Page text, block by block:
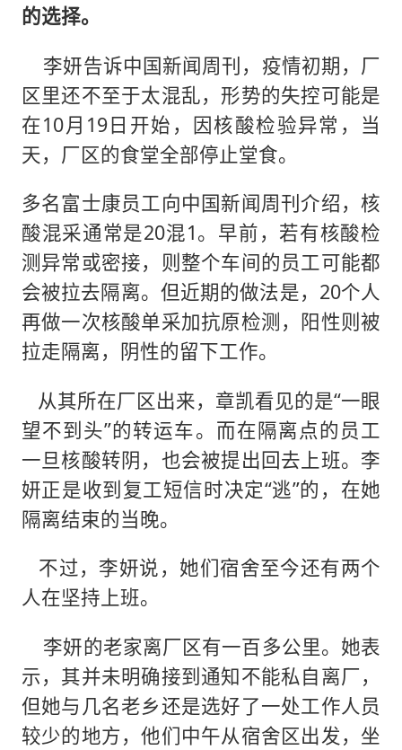
的选择。
李妍告诉中国新闻周刊，疫情初期，厂
区里还不至于太混乱，形势的失控可能是
在10月19日开始，因核酸检验异常，当
天，厂区的食堂全部停止堂食。
多名富士康员工向中国新闻周刊介绍，核
酸混采通常是20混1。早前，若有核酸检
测异常或密接，则整个车间的员工可能都
会被拉去隔离。但近期的做法是，20个人
再做一次核酸单采加抗原检测，阳性则被
拉走隔离，阴性的留下工作。
从其所在厂区出来，章凯看见的是“一眼
望不到头”的转运车。而在隔离点的员工
一旦核酸转阴，也会被提出回去上班。李
妍正是收到复工短信时决定“逃”的，在她
隔离结束的当晚。
不过，李妍说，她们宿舍至今还有两个
人在坚持上班。
李妍的老家离厂区有一百多公里。她表
示，其并未明确接到通知不能私自离厂，
但她与几名老乡还是选好了一处工作人员
较少的地方，他们中午从宿舍区出发，坐